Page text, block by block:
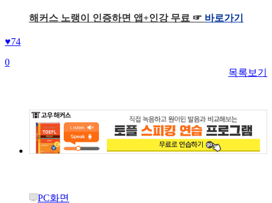
해커스 노랭이 인증하면 앱+인강 무료 ☞ 바로가기
♥74
목록보기
0
PC화면